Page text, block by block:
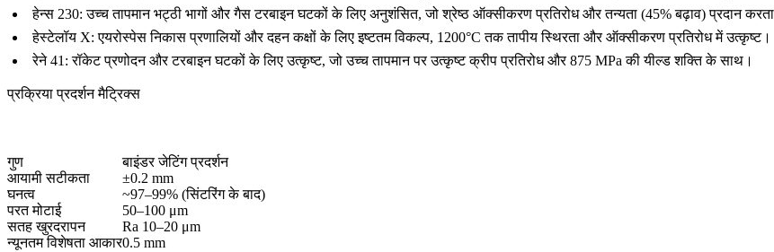
हेन्स 230: उच्च तापमान भट्ठी भागों और गैस टरबाइन घटकों के लिए अनुशंसित, जो श्रेष्ठ ऑक्सीकरण प्रतिरोध और तन्यता (45% बढ़ाव) प्रदान
हेस्टेलॉय X: एयरोस्पेस निकास प्रणालियों और दहन कक्षों के लिए इष्टतम विकल्प, 1200°C तक तापीय स्थिरता और ऑक्सीकरण प्रतिरोध में उत्कृष्ट।
रेने 41: रॉकेट प्रणोदन और टरबाइन घटकों के लिए उत्कृष्ट, जो उच्च तापमान पर उत्कृष्ट क्रीप प्रतिरोध और 875 MPa की यील्ड शक्ति के साथ।
प्रक्रिया प्रदर्शन मैट्रिक्स
गुण
बाइंडर जेटिंग प्रदर्शन
आयामी सटीकता
±0.2 mm
घनत्व
~97–99% (सिंटरिंग के बाद)
परत मोटाई
50–100 μm
सतह खुरदरापन
Ra 10–20 μm
न्यूनतम विशेषता आकार0.5 mm